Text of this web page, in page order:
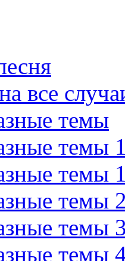
все
темы
темы
темы
темы
темы
темы